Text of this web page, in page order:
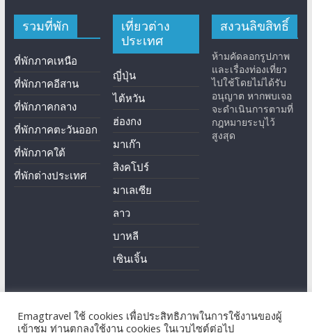
รวมที่พัก
ที่พักภาคเหนือ
ที่พักภาคอีสาน
ที่พักภาคกลาง
ที่พักภาคตะวันออก
ที่พักภาคใต้
ที่พักต่างประเทศ
เที่ยวต่าง
ประเทศ
ญี่ปุ่น
ไต้หวัน
ฮ่องกง
มาเก๊า
สิงคโปร์
มาเลเซีย
ลาว
บาหลี
เซินเจิ้น
สงวนลิขสิทธิ์
ห้ามคัดลอกรูปภาพ
และเรื่องท่องเที่ยว
ไปใช้โดยไม่ได้รับ
อนุญาต หากพบเจอ
จะดำเนินการตามที่
กฎหมายระบุไว้
สูงสุด
Copyright © 2026EmagTravel. All rights reserved.
Emagtravel ใช้ cookies เพื่อประสิทธิภาพในการใช้งานของผู้
เข้าชม ท่านตกลงใช้งาน cookies ในเวบไซต์ต่อไป